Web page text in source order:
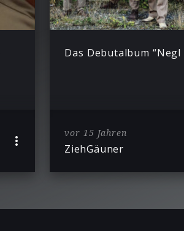
Das Debutalbum “Negl
vor 15 Jahren
ZiehGäuner